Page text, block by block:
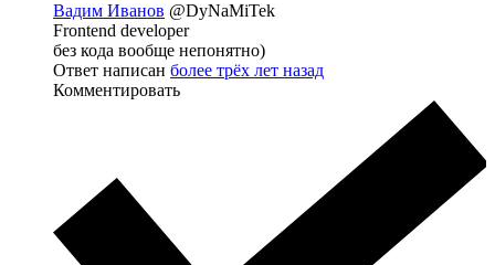
Вадим Иванов @DyNaMiTek
Frontend developer
без кода вообще непонятно)
Ответ написан более трёх лет назад
Комментировать